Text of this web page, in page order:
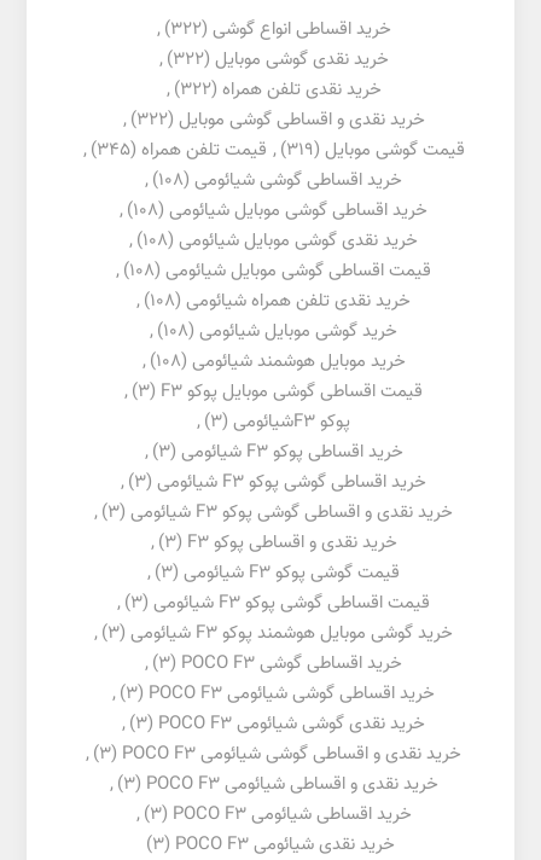
خرید اقساطی انواع گوشی (322)
,
خرید نقدی گوشی موبایل (322)
,
خرید نقدی تلفن همراه (322)
,
خرید نقدی و اقساطی گوشی موبایل (322)
,
قیمت گوشی موبایل (319)
, قیمت تلفن همراه (345)
,
خرید اقساطی گوشی شیائومی (108)
,
خرید اقساطی گوشی موبایل شیائومی (108)
,
خرید نقدی گوشی موبایل شیائومی (108)
,
قیمت اقساطی گوشی موبایل شیائومی (108)
,
خرید نقدی تلفن همراه شیائومی (108)
,
خرید گوشی موبایل شیائومی (108)
,
خرید موبایل هوشمند شیائومی (108)
,
قیمت اقساطی گوشی موبایل پوکو F3
(3)
,
پوکو F3شیائومی
(3)
,
خرید اقساطی پوکو F3 شیائومی
(3)
,
خرید اقساطی گوشی پوکو F3 شیائومی
(3)
,
خرید نقدی و اقساطی گوشی پوکو F3 شیائومی
(3)
,
خرید نقدی و اقساطی پوکو F3
(3)
,
قیمت گوشی پوکو F3 شیائومی
(3)
,
قیمت اقساطی گوشی پوکو F3 شیائومی
(3)
,
خرید گوشی موبایل هوشمند پوکو F3 شیائومی
(3)
,
خرید اقساطی گوشی POCO F3
(3)
,
خرید اقساطی گوشی شیائومی POCO F3
(3)
,
خرید نقدی گوشی شیائومی POCO F3
(3)
,
خرید نقدی و اقساطی گوشی شیائومی POCO F3
(3)
,
خرید نقدی و اقساطی شیائومی POCO F3
(3)
,
خرید اقساطی شیائومی POCO F3
(3)
,
خرید نقدی شیائومی POCO F3
(3)